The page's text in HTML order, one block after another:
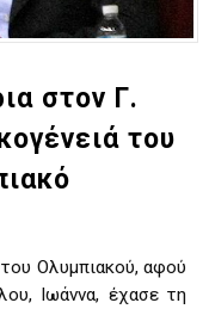
: 39Η ΕΠΕΤΕΙΟΣ ΑΠΟ
ανδρών ΕΣΚΑΝΑ
στον
Φιλία Περάματος
στον Γ.
του
Ολυμπιακού, αφού
Ιωάννα, έχασε τη